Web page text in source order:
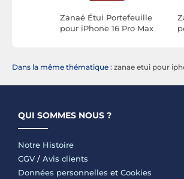
Zanaé Étui Portefeuille
pour iPhone 16 Pro Max
Dans la même thématique : zanae etui pour
QUI SOMMES NOUS ?
Notre Histoire
CGV / Avis clients
Données personnelles et Cookies